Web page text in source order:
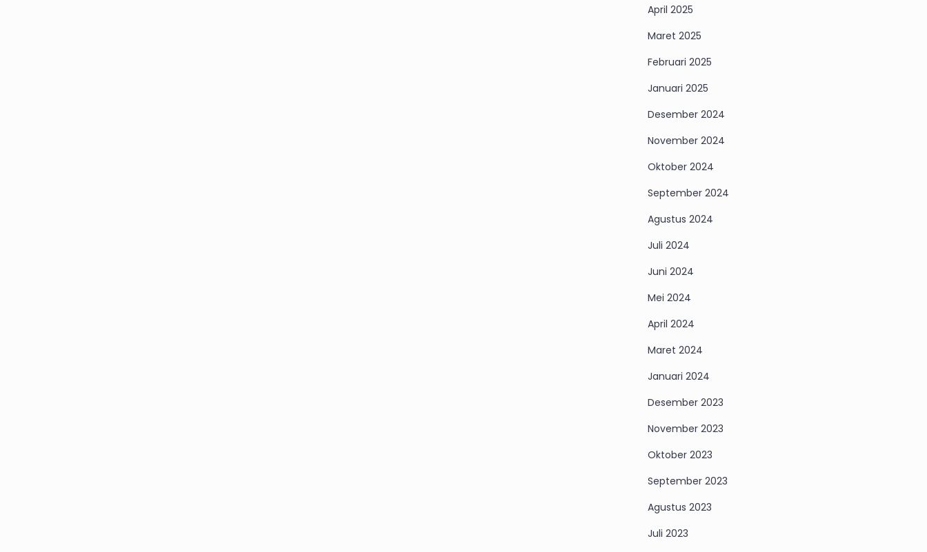
April 2025
Maret 2025
Februari 2025
Januari 2025
Desember 2024
November 2024
Oktober 2024
September 2024
Agustus 2024
Juli 2024
Juni 2024
Mei 2024
April 2024
Maret 2024
Januari 2024
Desember 2023
November 2023
Oktober 2023
September 2023
Agustus 2023
Juli 2023